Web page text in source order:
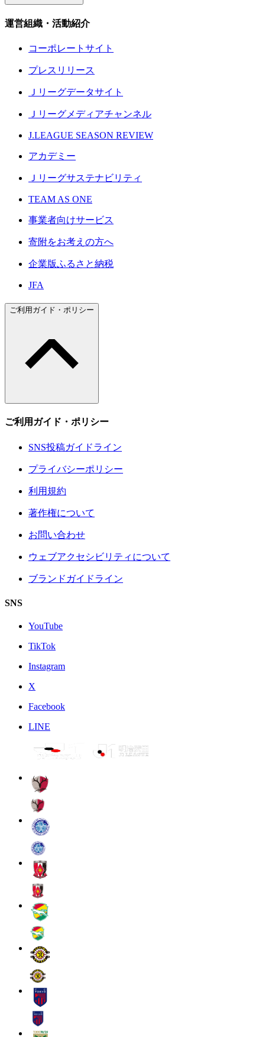
運営組織・活動紹介
コーポレートサイト
プレスリリース
Ｊリーグデータサイト
Ｊリーグメディアチャンネル
J.LEAGUE SEASON REVIEW
アカデミー
Ｊリーグサステナビリティ
TEAM AS ONE
事業者向けサービス
寄附をお考えの方へ
企業版ふるさと納税
JFA
ご利用ガイド・ポリシー
ご利用ガイド・ポリシー
SNS投稿ガイドライン
プライバシーポリシー
利用規約
著作権について
お問い合わせ
ウェブアクセシビリティについて
ブランドガイドライン
SNS
YouTube
TikTok
Instagram
X
Facebook
LINE